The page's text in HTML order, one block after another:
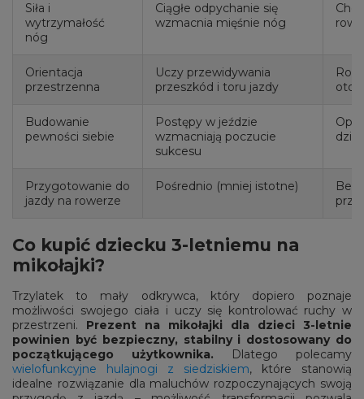
Siła i
wytrzymałość
nóg
Ciągłe odpychanie się
wzmacnia mięśnie nóg
Orientacja
przestrzenna
Uczy przewidywania
przeszkód i toru jazdy
Budowanie
pewności siebie
Postępy w jeździe
wzmacniają poczucie
sukcesu
Przygotowanie do
jazdy na rowerze
Pośrednio (mniej istotne)
Co kupić dziecku 3-letniemu na
mikołajki?
Trzylatek to mały odkrywca, który dopiero poznaje
możliwości swojego ciała i uczy się kontrolować ruchy w
przestrzeni. Prezent na mikołajki dla dzieci 3-letnie
powinien być bezpieczny, stabilny i dostosowany do
początkującego użytkownika. Dlatego polecamy
wielofunkcyjne hulajnogi z siedziskiem, które stanowią
idealne rozwiązanie dla maluchów rozpoczynających swoją